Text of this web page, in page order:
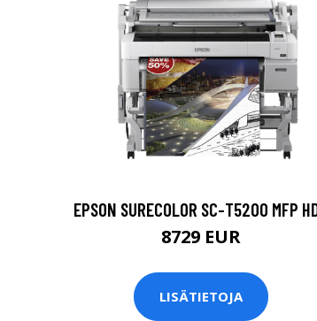
EPSON SURECOLOR SC-T5200 MFP
8729 EUR
LISÄTIETOJA